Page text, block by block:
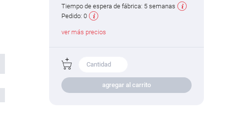
Tiempo de espera de fábrica: 5 semanas
Pedido:0
ver más precios
agregar al carrito